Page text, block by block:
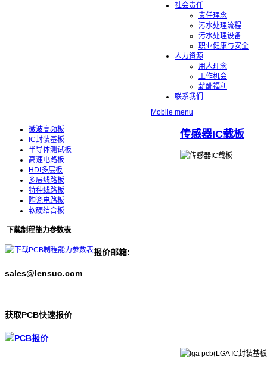
社会责任
责任理念
污水处理流程
污水处理设备
职业健康与安全
人力资源
用人理念
工作机会
薪酬福利
联系我们
Mobile menu
微波高频板
IC封装基板
半导体测试板
高速电路板
HDI多层板
多层线路板
特种线路板
陶瓷电路板
软硬结合板
下载制程能力参数表
报价邮箱:
sales@lensuo.com
获取PCB快速报价
传感器IC载板